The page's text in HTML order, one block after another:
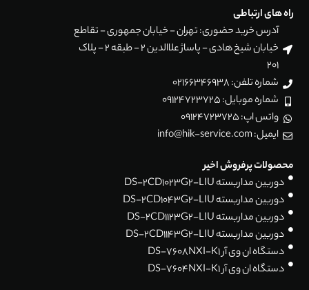
راه های ارتباطی
آدرس خرید حضوری: تهران - خیابان جمهوری - تقاطع
خیابان شیخ هادی - پاساژ علاالدین 2 - طبقه 2 - پلاک
201
شماره تلفن: 02166346938
شماره موبایل: 09124723725
واتس اپ: 09124723725
ایمیل: info@hik-service.com
محصولات پرفروش اخیر
دوربین مداربسته DS-2CD1023G2-LIU
دوربین مداربسته DS-2CD1043G2-LIU
دوربین مداربسته DS-2CD1123G2-LIU
دوربین مداربسته DS-2CD1143G2-LIU
دستگاه ان وی آر DS-7608NXI-K1
دستگاه ان وی آر DS-7604NXI-K1